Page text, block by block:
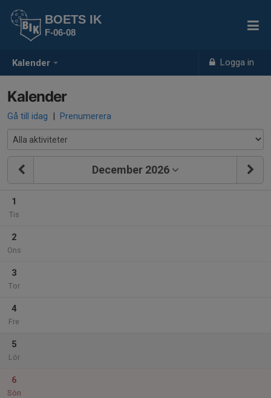
Kalender Logga in
BOETS IK
F-06-08
Kalender
Gå till idag | Prenumerera
December 2026
1
Tis
2
Ons
3
Tor
4
Fre
5
Lör
6
Sön